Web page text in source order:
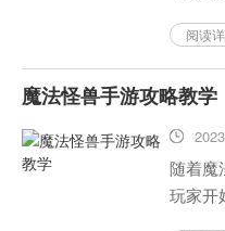
华不仅
有丰富
文将为
阅读
魔法怪兽手游攻略教学
随着魔
玩家开